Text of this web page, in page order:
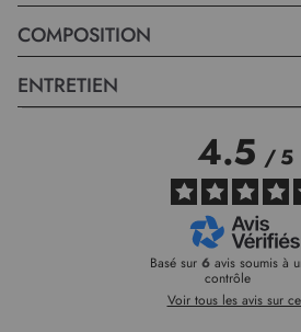
COMPOSITION
ENTRETIEN
4.5/5
Basé sur 6 avis soumis à
contrôle
Voir tous les avis sur